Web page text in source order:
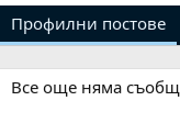
Профилни постове
Все още няма